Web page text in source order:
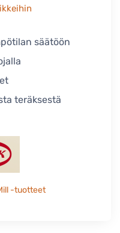
säätöön
teräksestä
-tuotteet